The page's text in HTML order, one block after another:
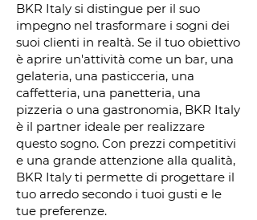
BKR Italy si distingue per il suo
impegno nel trasformare i sogni dei
suoi clienti in realtà. Se il tuo obiettivo
è aprire un'attività come un bar, una
gelateria, una pasticceria, una
caffetteria, una panetteria, una
pizzeria o una gastronomia, BKR Italy
è il partner ideale per realizzare
questo sogno. Con prezzi competitivi
e una grande attenzione alla qualità,
BKR Italy ti permette di progettare il
tuo arredo secondo i tuoi gusti e le
tue preferenze.